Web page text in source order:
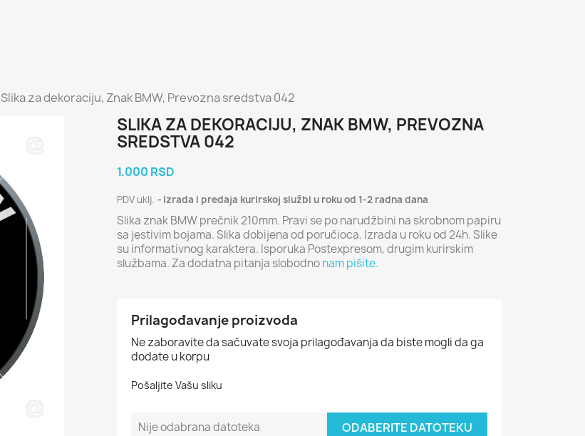
Slika za dekoraciju, Znak BMW, Prevozna sredstva 042
SLIKA ZA DEKORACIJU, ZNAK BMW, PREVOZNA
SREDSTVA 042
1.000 RSD
PDV uklj. Izrada i predaja kurirskoj službi u roku od 1-2 radna dana
Slika znak BMW prečnik 210mm. Pravi se po narudžbini na skrobnom papiru
sa jestivim bojama. Slika dobijena od poručioca. Izrada u roku od 24h. Slike
su informativnog karaktera. Isporuka Postexpresom, drugim kurirskim
službama. Za dodatna pitanja slobodnonam pišite.
Prilagođavanje proizvoda
Ne zaboravite da sačuvate svoja prilagođavanja da biste mogli da ga
dodate u korpu
Pošaljite Vašu sliku
Nije odabrana datoteka ODABERITE DATOTEKU